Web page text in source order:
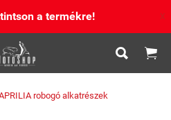
a termékre! X
 
robogó alkatrészek